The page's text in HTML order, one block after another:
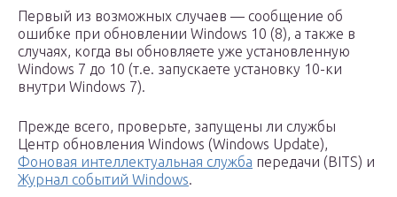
Первый из возможных случаев — сообщение об
ошибке при обновлении Windows 10 (8), а также в
случаях, когда вы обновляете уже установленную
Windows 7 до 10 (т.е. запускаете установку 10-ки
внутри Windows 7).
Прежде всего, проверьте, запущены ли службы
Центр обновления Windows (Windows Update),
Фоновая интеллектуальная служба передачи (BITS) и
Журнал событий Windows.